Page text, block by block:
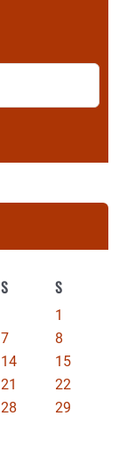
S S
1
7
8
14
15
21
22
28
29